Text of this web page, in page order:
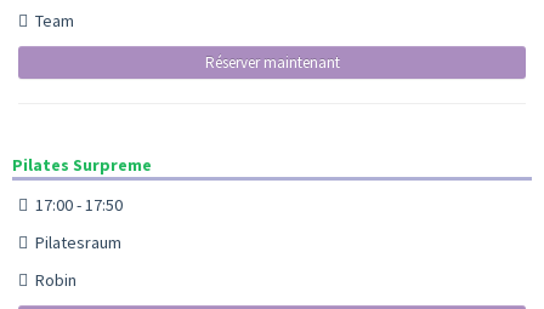
Team
Réserver maintenant
Pilates Surpreme
17:00 - 17:50
Pilatesraum
Robin